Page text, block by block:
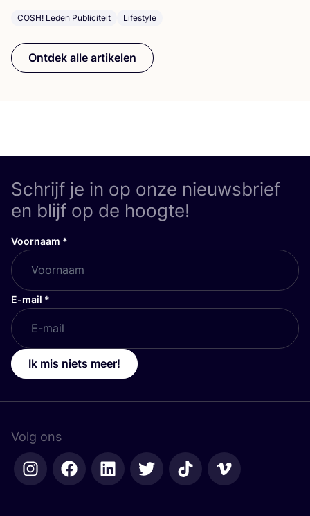
COSH! Leden Publiciteit Lifestyle
Ontdek alle artikelen
Schrijf je in op onze nieuwsbrief
en blijf op de hoogte!
Voornaam *
E-mail *
Ik mis niets meer!
Volg ons